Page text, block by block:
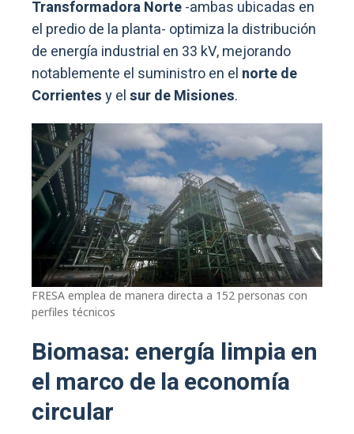
Transformadora Norte-ambas ubicadas en
el predio de la planta- optimiza la distribución
de energía industrial en 33 kV, mejorando
notablemente el suministro en el norte de
Corrientesy elsur de Misiones.
FRESA emplea de manera directa a 152 personas con
perfiles técnicos
Biomasa: energía limpia en
el marco de la economía
circular